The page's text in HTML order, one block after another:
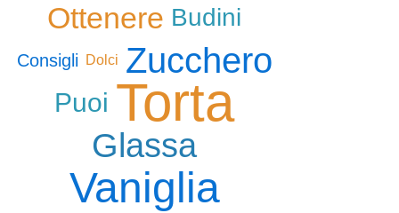
Ottenere Budini
Consigli Dolci Zucchero
Puoi Torta
Glassa
Vaniglia